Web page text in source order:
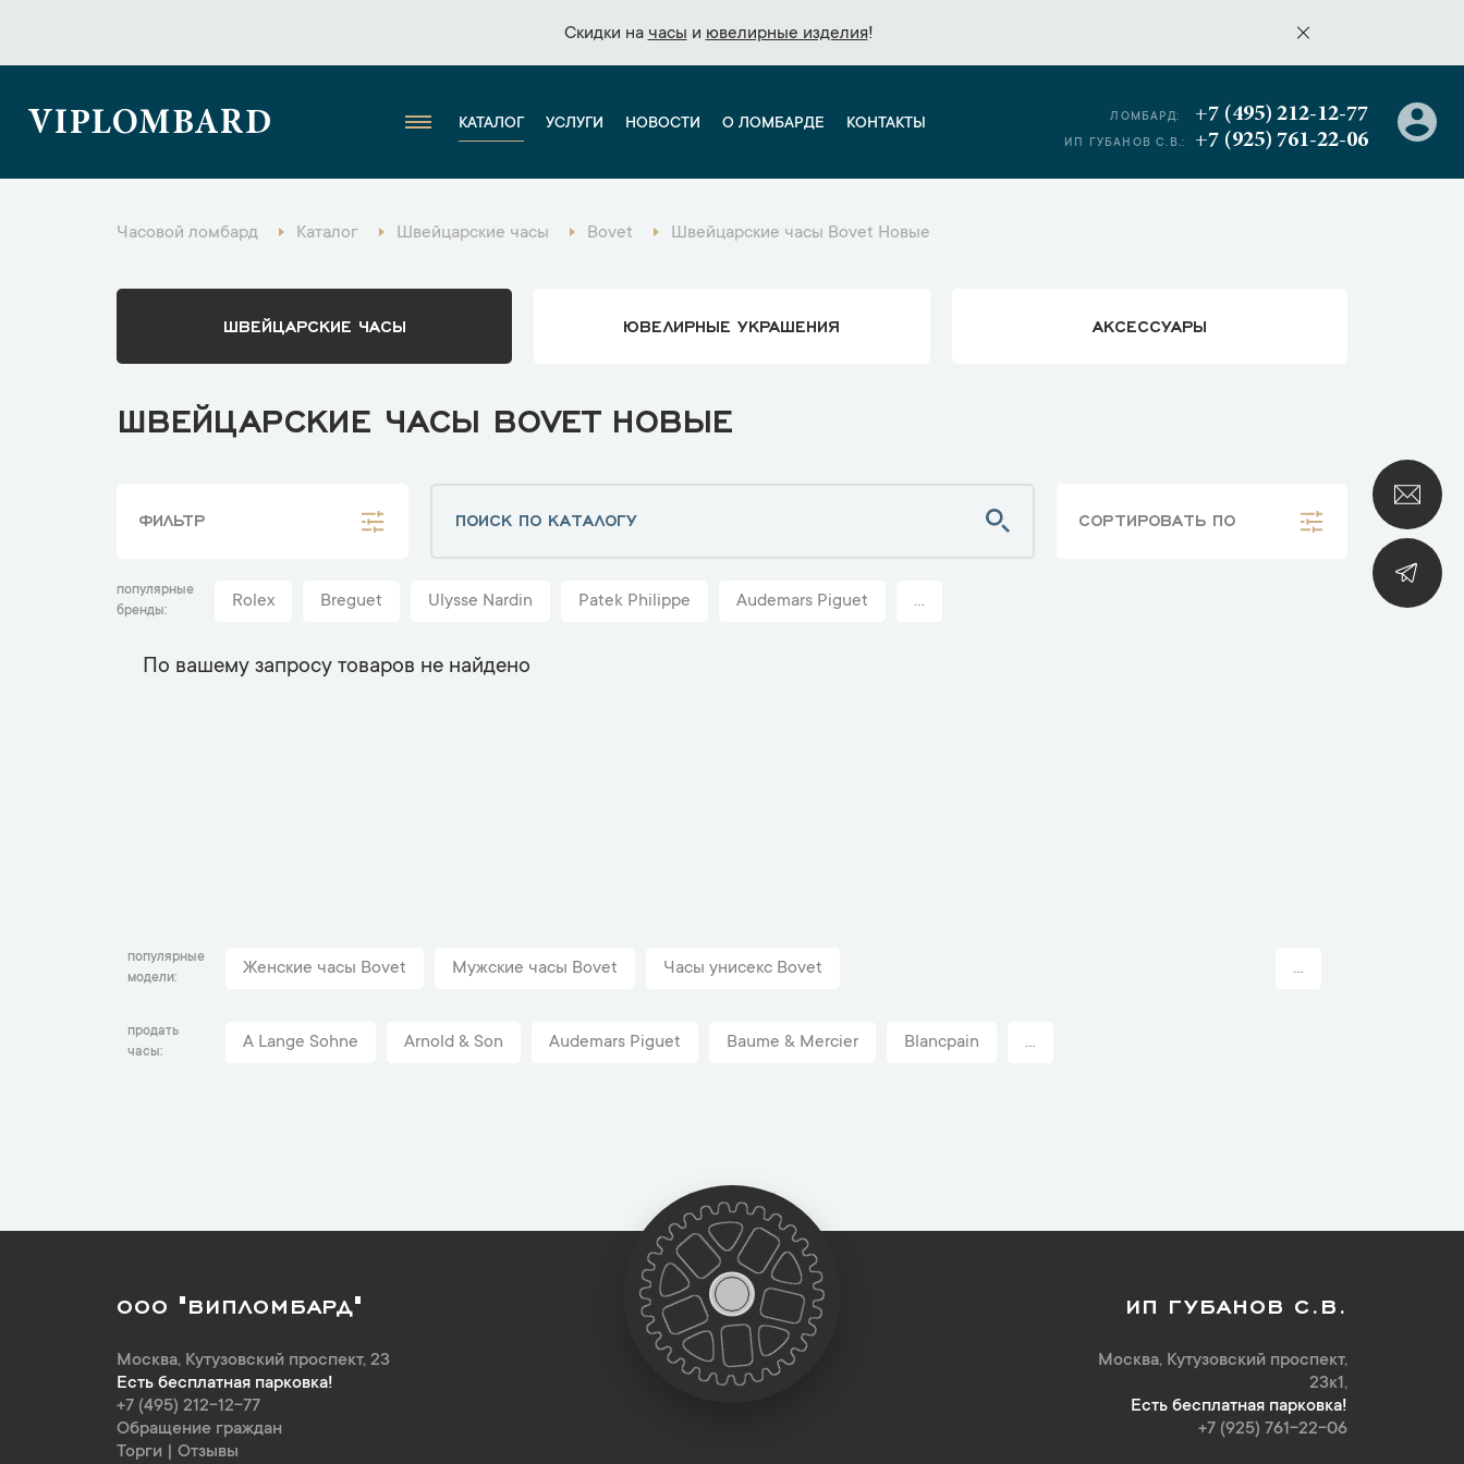
Скидки на часы и ювелирные изделия!
Скидки на часы и ювелирные изделия!
VIPLOMBARD КАТАЛОГ УСЛУГИ НОВОСТИ О ЛОМБАРДЕ КОНТАКТЫ ЛОМБАРД: +7 (495) 212-12-77
ИП ГУБАНОВ С.В.: +7 (925) 761-22-06
Часовой ломбард Каталог Швейцарские часы Bovet Швейцарские часы Bovet Новые
ШВЕЙЦАРСКИЕ ЧАСЫ ЮВЕЛИРНЫЕ УКРАШЕНИЯ АКСЕССУАРЫ
ШВЕЙЦАРСКИЕ ЧАСЫ BOVET НОВЫЕ
ФИЛЬТР СОРТИРОВАТЬ ПО
популярные
бренды
Rolex Breguet Ulysse Nardin Patek Philippe Audemars Piguet ...
По вашему запросу товаров не найдено
популярные
модели
Женские часы Bovet Мужские часы Bovet Часы унисекс Bovet ...
продать
часы
A Lange Sohne Arnold & Son Audemars Piguet Baume & Mercier Blancpain ...
ООО "ВИПЛОМБАРД"
Москва, Кутузовский проспект, 23
Есть бесплатная парковка!
+7 (495) 212-12-77
Обращение граждан
Торги
Отзывы
ИП ГУБАНОВ С.В.
Москва, Кутузовский проспект,
23к1,
Есть бесплатная парковка!
+7 (925) 761-22-06